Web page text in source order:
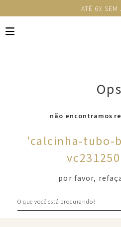
ATÉ 6X SEM
não encontramos
'calcinha-tubo-
por favor,